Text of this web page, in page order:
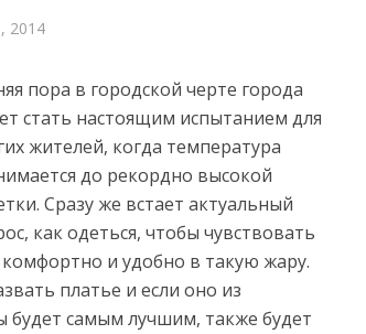
2014
пора в городской черте города
стать настоящим испытанием для
жителей, когда температура
до рекордно высокой
Сразу же встает актуальный
как одеться, чтобы чувствовать
комфортно и удобно в такую жару.
платье и если оно из
будет самым лучшим, также будет